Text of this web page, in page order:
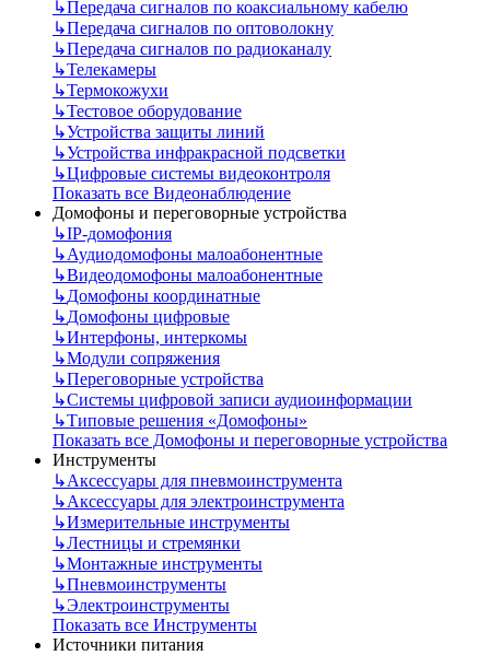
↳Передача сигналов по коаксиальному кабелю
↳Передача сигналов по оптоволокну
↳Передача сигналов по радиоканалу
↳Телекамеры
↳Термокожухи
↳Тестовое оборудование
↳Устройства защиты линий
↳Устройства инфракрасной подсветки
↳Цифровые системы видеоконтроля
Показать все Видеонаблюдение
Домофоны и переговорные устройства
↳IP-домофония
↳Аудиодомофоны малоабонентные
↳Видеодомофоны малоабонентные
↳Домофоны координатные
↳Домофоны цифровые
↳Интерфоны, интеркомы
↳Модули сопряжения
↳Переговорные устройства
↳Системы цифровой записи аудиоинформации
↳Типовые решения «Домофоны»
Показать все Домофоны и переговорные устройства
Инструменты
↳Аксессуары для пневмоинструмента
↳Аксессуары для электроинструмента
↳Измерительные инструменты
↳Лестницы и стремянки
↳Монтажные инструменты
↳Пневмоинструменты
↳Электроинструменты
Показать все Инструменты
Источники питания